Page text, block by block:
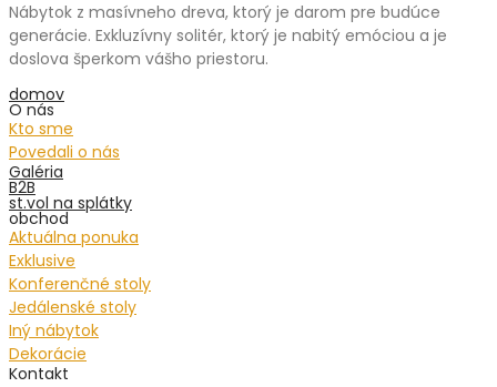
Nábytok z masívneho dreva, ktorý je darom pre budúce
generácie. Exkluzívny solitér, ktorý je nabitý emóciou a je
doslova šperkom vášho priestoru.
domov
O nás
Kto sme
Povedali o nás
Galéria
B2B
st.vol na splátky
obchod
Aktuálna ponuka
Exklusive
Konferenčné stoly
Jedálenské stoly
Iný nábytok
Dekorácie
Kontakt